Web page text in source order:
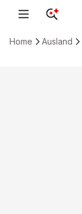
Home Ausland